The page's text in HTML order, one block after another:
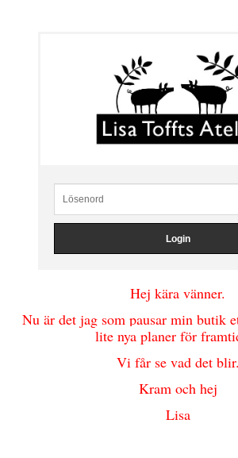
Hej kära vänner.
Nu är det jag som pausar min butik
lite nya planer för
Vi får se vad det blir.
Kram och hej
Lisa